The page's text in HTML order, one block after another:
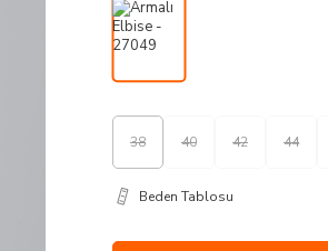
38 40 42 44
Beden Tablosu